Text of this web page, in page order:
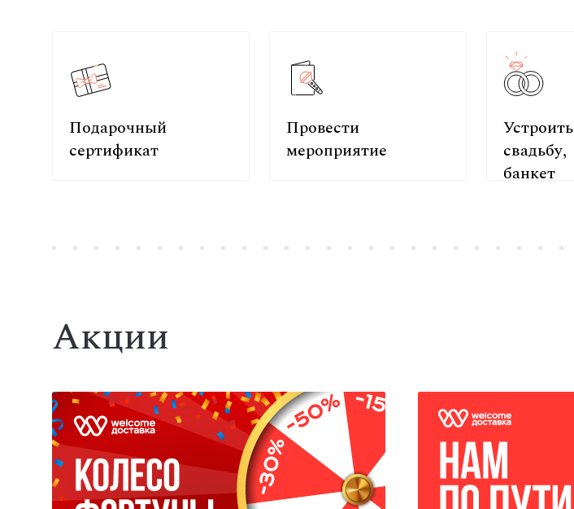
Подарочный
сертификат
Провести
мероприятие
Устроить
свадьбу,
банкет
Акции